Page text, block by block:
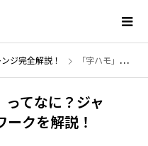
ジ完全解説！ 「字ハモ」「ウーアー」ってなに？ジャズ・ワルツのコーラスワークを解説！
ってなに？ジャ
クを解説！